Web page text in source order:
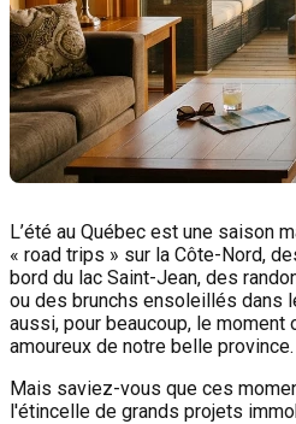
L’été au Québec est une saison
« road trips » sur la Côte-Nord,
bord du lac Saint-Jean, des
ou des brunchs ensoleillés dans
aussi, pour beaucoup, le moment
amoureux de notre belle province.
Mais saviez-vous que ces
l'étincelle de grands projets